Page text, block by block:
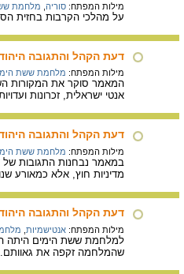
מילות המפתח: סוריה מלחמת
על מהלכי הקרבות בחזית
דעת הקהל והתגובה
מילות המפתח: מלחמת ששת
המאמר סוקר את המקורות
אנטי ישראלית, זכרונות
דעת הקהל והתגובה
מילות המפתח: מלחמת ששת
במאמר נבחנות התגובות
מדיניות חוץ, אלא כמאורע
דעת הקהל והתגובה
מילות המפתח: אנטישמיות
למלחמת ששת הימים היתה
שהמלחמה זקפה את גאוותם.